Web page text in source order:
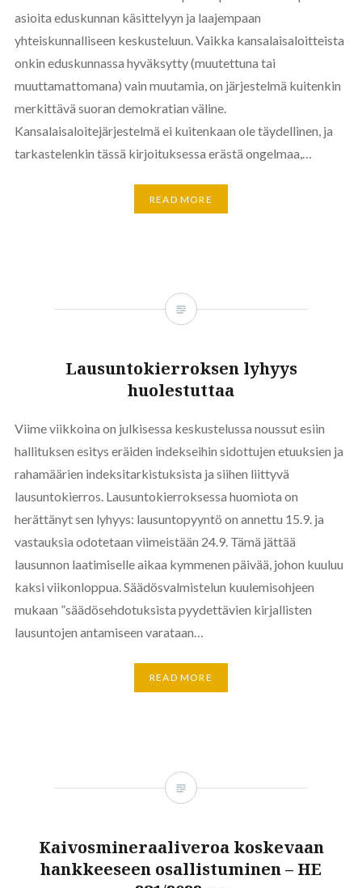
asioita eduskunnan käsittelyyn ja laajempaan
yhteiskunnalliseen keskusteluun. Vaikka kansalaisaloitteista
onkin eduskunnassa hyväksytty (muutettuna tai
muuttamattomana) vain muutamia, on järjestelmä kuitenkin
merkittävä suoran demokratian väline.
Kansalaisaloitejärjestelmä ei kuitenkaan ole täydellinen, ja
tarkastelenkin tässä kirjoituksessa erästä ongelmaa,…
READ MORE
Lausuntokierroksen lyhyys
huolestuttaa
Viime viikkoina on julkisessa keskustelussa noussut esiin
hallituksen esitys eräiden indekseihin sidottujen etuuksien ja
rahamäärien indeksitarkistuksista ja siihen liittyvä
lausuntokierros. Lausuntokierroksessa huomiota on
herättänyt sen lyhyys: lausuntopyyntö on annettu 15.9. ja
vastauksia odotetaan viimeistään 24.9. Tämä jättää
lausunnon laatimiselle aikaa kymmenen päivää, johon kuuluu
kaksi viikonloppua. Säädösvalmistelun kuulemisohjeen
mukaan ”säädösehdotuksista pyydettävien kirjallisten
lausuntojen antamiseen varataan…
READ MORE
Kaivosmineraaliveroa koskevaan
hankkeeseen osallistuminen – HE